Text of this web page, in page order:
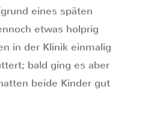
eines späten
etwas holprig
in der Klinik einmalig
bald ging es aber
beide Kinder gut